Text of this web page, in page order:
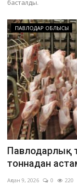
басталды.
ПАВЛОДАР ОБЛЫСЫ
Павлодарлық
тоннадан
Ақпан 9, 2026 0 220